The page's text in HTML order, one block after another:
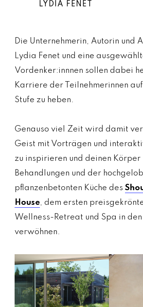
LYDIA FENET
Die Unternehmerin, Autorin und
Lydia Fenet und eine
Vordenker:innnen sollen dabei
Karriere der Teilnehmerinnen
Stufe zu heben.
Genauso viel Zeit wird damit
Geist mit Vorträgen und
zu inspirieren und deinen Körper
Behandlungen und der
pflanzenbetonten Küche des
House, dem ersten
Wellness-Retreat und Spa in
verwöhnen.